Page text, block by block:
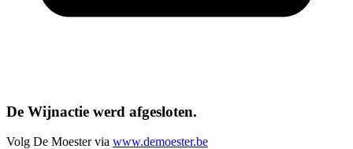
De Wijnactie werd afgesloten.
Volg De Moester via www.demoester.be